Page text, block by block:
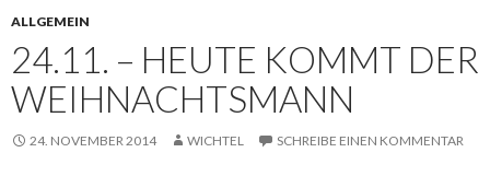
ALLGEMEIN
24.11. – HEUTE KOMMT DER
WEIHNACHTSMANN
24. NOVEMBER 2014 WICHTEL SCHREIBE EINEN KOMMENTAR